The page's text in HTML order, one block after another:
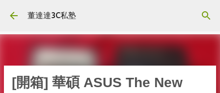
董達達3C私塾
[開箱] 華碩 ASUS The New